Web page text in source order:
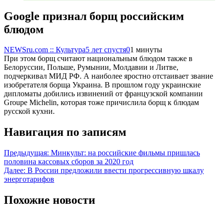
Google признал борщ российским
блюдом
NEWSru.com :: Культура5 лет спустя01 минуты
При этом борщ считают национальным блюдом также в
Белоруссии, Польше, Румынии, Молдавии и Литве,
подчеркивал МИД РФ. А наиболее яростно отстаивает звание
изобретателя борща Украина. В прошлом году украинские
дипломаты добились извинений от французской компании
Groupe Michelin, которая тоже причислила борщ к блюдам
русской кухни.
Навигация по записям
Предыдущая: Минкульт: на российские фильмы пришлась
половина кассовых сборов за 2020 год
Далее: В России предложили ввести прогрессивную шкалу
энерготарифов
Похожие новости